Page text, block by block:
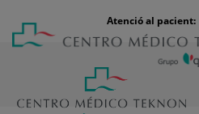
contingut
Menú
teléfono
cabecera
Atenció al pacient: